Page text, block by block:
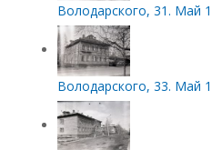
Володарского, 31. Май
Володарского, 33. Май